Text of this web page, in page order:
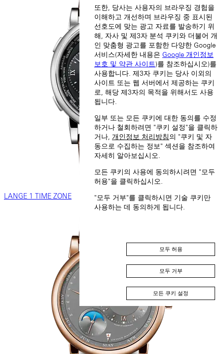
LANGE 1 TIME ZONE
또한, 당사는 사용자의 브라우징 경험을
이해하고 개선하며 브라우징 중 표시된
선호도에 맞는 광고 자료를 발송하기 위
해, 자사 및 제3자 분석 쿠키와 더불어 개
인 맞춤형 광고를 포함한 다양한 Google
서비스(자세한 내용은 Google 개인정보
보호 및 약관 사이트)를 참조하십시오)를
사용합니다. 제3자 쿠키는 당사 이외의
사이트 또는 웹 서버에서 제공하는 쿠키
로, 해당 제3자의 목적을 위해서도 사용
됩니다.
일부 또는 모든 쿠키에 대한 동의를 수정
하거나 철회하려면 "쿠키 설정"을 클릭하
거나, 개인정보 처리방침의 "쿠키 및 자
동으로 수집하는 정보" 섹션을 참조하여
자세히 알아보십시오.
모든 쿠키의 사용에 동의하시려면 "모두
허용"을 클릭하십시오.
"모두 거부"를 클릭하시면 기술 쿠키만
사용하는 데 동의하게 됩니다.
모두 허용
모두 거부
모든 쿠키 설정